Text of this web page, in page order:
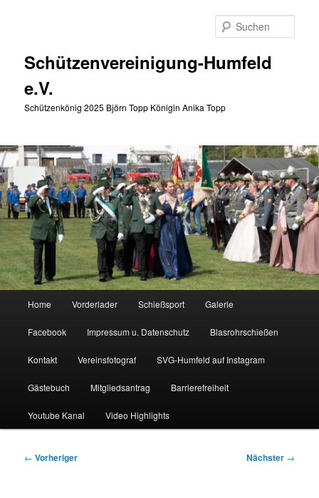
Schützenvereinigung-Humfeld
e.V.
Schützenkönig 2025 Björn Topp Königin Anika Topp
Home Vorderlader Schießsport Galerie
Facebook Impressum u. Datenschutz Blasrohrschießen
Kontakt Vereinsfotograf SVG-Humfeld auf Instagram
Gästebuch Mitgliedsantrag Barrierefreiheit
Youtube Kanal Video Highlights
Beitragsnavigation
← Vorheriger Nächster →